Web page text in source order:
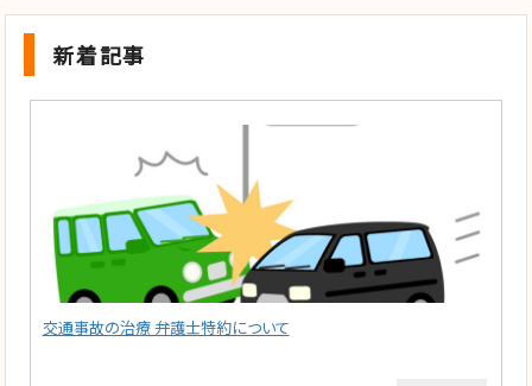
新着記事
交通事故の治療 弁護士特約について